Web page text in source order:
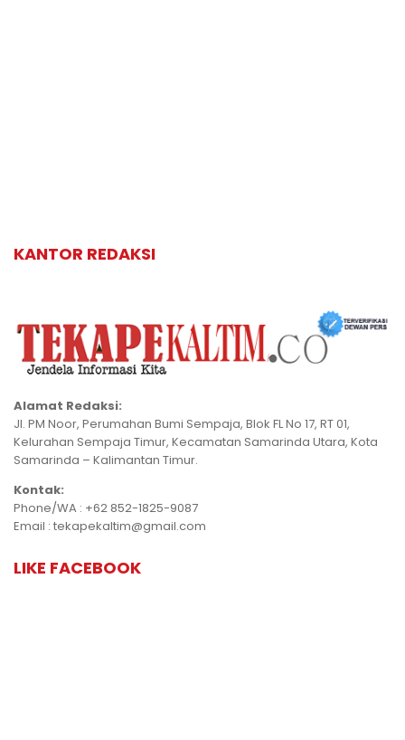
KANTOR REDAKSI
Alamat Redaksi:
Jl. PM Noor, Perumahan Bumi Sempaja, Blok FL No 17, RT 01,
Kelurahan Sempaja Timur, Kecamatan Samarinda Utara, Kota
Samarinda – Kalimantan Timur.
Kontak:
Phone/WA : +62 852-1825-9087
Email : tekapekaltim@gmail.com
LIKE FACEBOOK